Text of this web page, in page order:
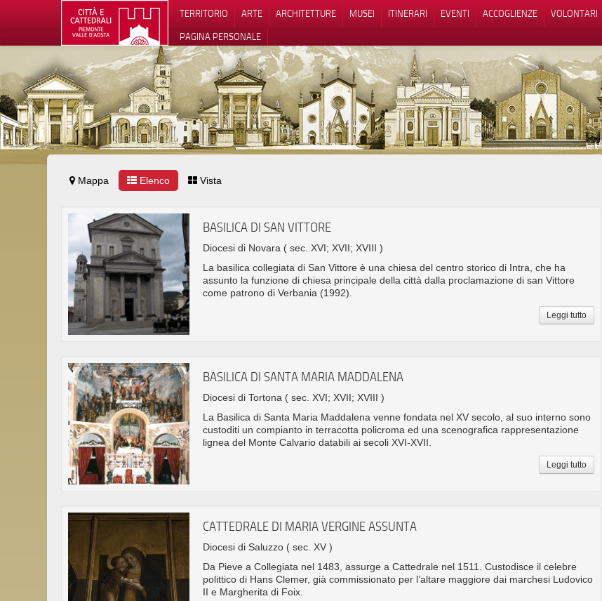
TERRITORIO ARTE ARCHITETTURE MUSEI ITINERARI EVENTI ACCOGLIENZE VOLONTARI
PAGINA PERSONALE
Mappa Elenco Vista
BASILICA DI SAN VITTORE
Diocesi di Novara ( sec. XVI; XVII; XVIII )
La basilica collegiata di San Vittore è una chiesa del centro storico di Intra, che ha
assunto la funzione di chiesa principale della città dalla proclamazione di san Vittore
come patrono di Verbania (1992).
Leggi tutto
BASILICA DI SANTA MARIA MADDALENA
Diocesi di Tortona ( sec. XVI; XVII; XVIII )
La Basilica di Santa Maria Maddalena venne fondata nel XV secolo, al suo interno sono
custoditi un compianto in terracotta policroma ed una scenografica rappresentazione
lignea del Monte Calvario databili ai secoli XVI-XVII.
Leggi tutto
CATTEDRALE DI MARIA VERGINE ASSUNTA
Diocesi di Saluzzo ( sec. XV )
Da Pieve a Collegiata nel 1483, assurge a Cattedrale nel 1511. Custodisce il celebre
polittico di Hans Clemer, già commissionato per l’altare maggiore dai marchesi Ludovico
II e Margherita di Foix.
Le tue preferenze relative alla